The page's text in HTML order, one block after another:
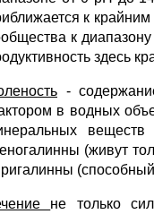
к
к
здесь
-
в водных
(живут
не только